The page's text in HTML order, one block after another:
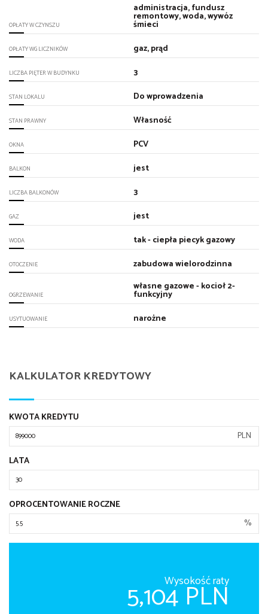
OPŁATY W CZYNSZU
administracja, fundusz
remontowy, woda, wywóz
śmieci
OPŁATY WG LICZNIKÓW gaz, prąd
LICZBA PIĘTER W BUDYNKU 3
STAN LOKALU Do wprowadzenia
STAN PRAWNY Własność
OKNA PCV
BALKON jest
LICZBA BALKONÓW 3
GAZ jest
WODA tak - ciepła piecyk gazowy
OTOCZENIE zabudowa wielorodzinna
OGRZEWANIE
własne gazowe - kocioł 2-
funkcyjny
USYTUOWANIE narożne
KALKULATOR KREDYTOWY
KWOTA KREDYTU
PLN
LATA
OPROCENTOWANIE ROCZNE
%
Wysokość raty
5,104 PLN